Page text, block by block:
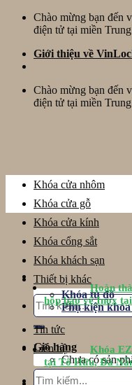
Skip
Chào mừng bạn đến
điện tử tại miền
Giới thiệu về
Chào mừng bạn đến
điện tử tại miền
Tìm
kiếm:
Giỏ hàng
Chưa có sản
Khóa cửa nhôm
Khóa cửa gỗ
Khóa cửa kính
Khóa cổng sắt
Khóa khách sạn
Thiết bị khác
Khóa tủ đồ
Phụ kiện
Tin tức
Liên hệ
Tìm
Hoàn
hộp bảo vệ Inox
Khóa
tại Tố Hữu, Đà